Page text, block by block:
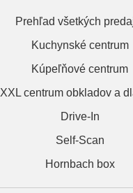
Prehľad všetkých
Kuchynské centrum
Kúpeľňové centrum
XXL centrum obkladov a
Drive-In
Self-Scan
Hornbach box